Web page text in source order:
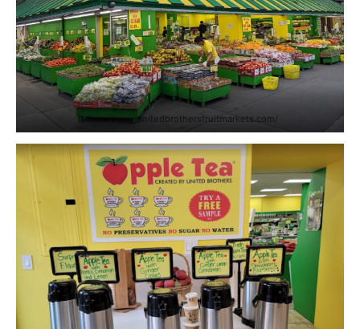
https://www.unitedbrothersfruitmarkets.com/